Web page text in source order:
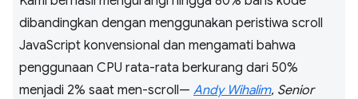
dibandingkan dengan menggunakan peristiwa scroll
JavaScript konvensional dan mengamati bahwa
penggunaan CPU rata-rata berkurang dari 50%
menjadi 2% saat men-scroll— Andy Wihalim, Senior